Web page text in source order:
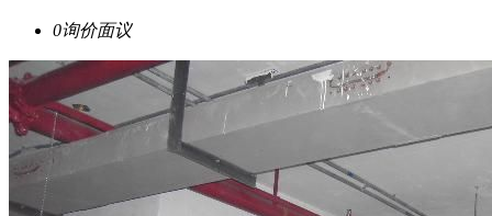
0询价面议